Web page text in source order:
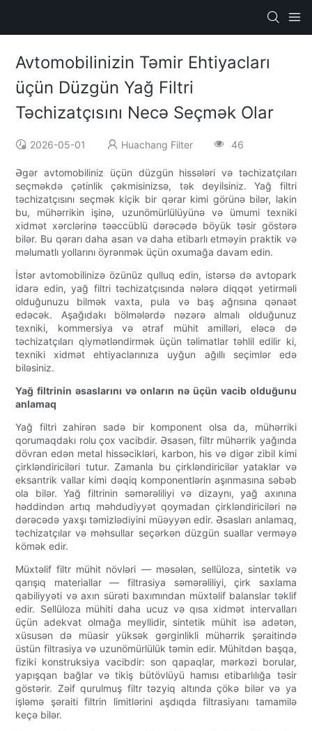
Avtomobilinizin Təmir Ehtiyacları
üçün Düzgün Yağ Filtri
Təchizatçısını Necə Seçmək Olar
2026-05-01 Huachang Filter 46
Əgər avtomobiliniz üçün düzgün hissələri və təchizatçıları
seçməkdə çətinlik çəkmisinizsə, tək deyilsiniz. Yağ filtri
təchizatçısını seçmək kiçik bir qərar kimi görünə bilər, lakin
bu, mühərrikin işinə, uzunömürlülüyünə və ümumi texniki
xidmət xərclərinə təəccüblü dərəcədə böyük təsir göstərə
bilər. Bu qərarı daha asan və daha etibarlı etməyin praktik və
məlumatlı yollarını öyrənmək üçün oxumağa davam edin.
İstər avtomobilinizə özünüz qulluq edin, istərsə də avtopark
idarə edin, yağ filtri təchizatçısında nələrə diqqət yetirməli
olduğunuzu bilmək vaxta, pula və baş ağrısına qənaət
edəcək. Aşağıdakı bölmələrdə nəzərə almalı olduğunuz
texniki, kommersiya və ətraf mühit amilləri, eləcə də
təchizatçıları qiymətləndirmək üçün təlimatlar təhlil edilir ki,
texniki xidmət ehtiyaclarınıza uyğun ağıllı seçimlər edə
biləsiniz.
Yağ filtrinin əsaslarını və onların nə üçün vacib olduğunu
anlamaq
Yağ filtri zahirən sadə bir komponent olsa da, mühərriki
qorumaqdakı rolu çox vacibdir. Əsasən, filtr mühərrik yağında
dövran edən metal hissəcikləri, karbon, his və digər zibil kimi
çirkləndiriciləri tutur. Zamanla bu çirkləndiricilər yataklar və
eksantrik vallar kimi dəqiq komponentlərin aşınmasına səbəb
ola bilər. Yağ filtrinin səmərəliliyi və dizaynı, yağ axınına
həddindən artıq məhdudiyyət qoymadan çirkləndiriciləri nə
dərəcədə yaxşı təmizlədiyini müəyyən edir. Əsasları anlamaq,
təchizatçılar və məhsullar seçərkən düzgün suallar verməyə
kömək edir.
Müxtəlif filtr mühit növləri — məsələn, sellüloza, sintetik və
qarışıq materiallar — filtrasiya səmərəliliyi, çirk saxlama
qabiliyyəti və axın sürəti baxımından müxtəlif balanslar təklif
edir. Sellüloza mühiti daha ucuz və qısa xidmət intervalları
üçün adekvat olmağa meyllidir, sintetik mühit isə adətən,
xüsusən də müasir yüksək gərginlikli mühərrik şəraitində
üstün filtrasiya və uzunömürlülük təmin edir. Mühitdən başqa,
fiziki konstruksiya vacibdir: son qapaqlar, mərkəzi borular,
yapışqan bağlar və tikiş bütövlüyü hamısı etibarlılığa təsir
göstərir. Zəif qurulmuş filtr təzyiq altında çökə bilər və ya
işləmə şəraiti filtrin limitlərini aşdıqda filtrasiyanı tamamilə
keçə bilər.